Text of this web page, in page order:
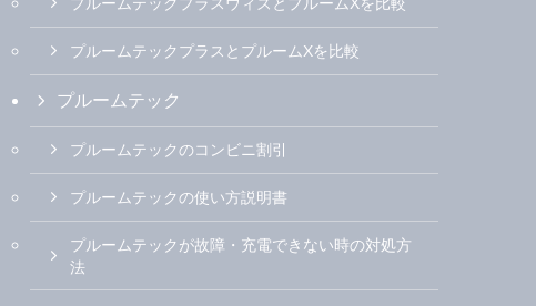
プルームテックプラスウィズとプルームXを比較
プルームテックプラスとプルームXを比較
プルームテック
プルームテックのコンビニ割引
プルームテックの使い方説明書
プルームテックが故障・充電できない時の対処方
法